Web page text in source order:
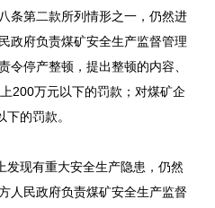
第二款所列情形之一，仍然进
政府负责煤矿安全生产监督管理
令停产整顿，提出整顿的内容、
200万元以下的罚款；对煤矿企
下的罚款。
现有重大安全生产隐患，仍然
人民政府负责煤矿安全生产监督